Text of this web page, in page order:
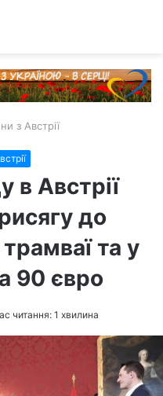
з Австрії
в Австрії
до
та у
90 євро
читання: 1 хвилина